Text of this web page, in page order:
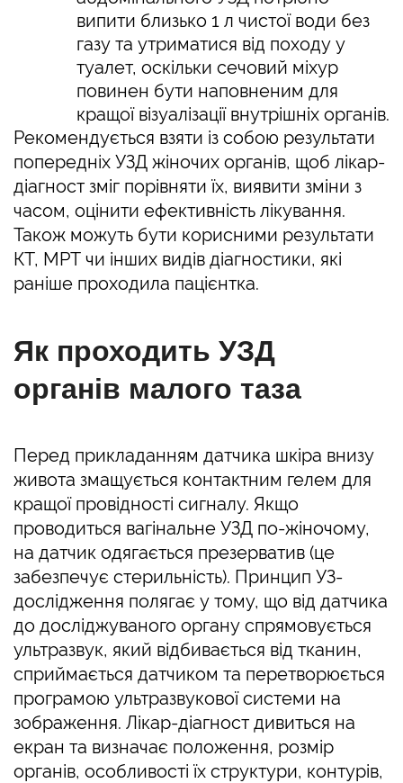
випити близько 1 л чистої води без
газу та утриматися від походу у
туалет, оскільки сечовий міхур
повинен бути наповненим для
кращої візуалізації внутрішніх органів.
Рекомендується взяти із собою результати
попередніх УЗД жіночих органів, щоб лікар-
діагност зміг порівняти їх, виявити зміни з
часом, оцінити ефективність лікування.
Також можуть бути корисними результати
КТ, МРТ чи інших видів діагностики, які
раніше проходила пацієнтка.
Як проходить УЗД
органів малого таза
Перед прикладанням датчика шкіра внизу
живота змащується контактним гелем для
кращої провідності сигналу. Якщо
проводиться вагінальне УЗД по-жіночому,
на датчик одягається презерватив (це
забезпечує стерильність). Принцип УЗ-
дослідження полягає у тому, що від датчика
до досліджуваного органу спрямовується
ультразвук, який відбивається від тканин,
сприймається датчиком та перетворюється
програмою ультразвукової системи на
зображення. Лікар-діагност дивиться на
екран та визначає положення, розмір
органів, особливості їх структури, контурів,